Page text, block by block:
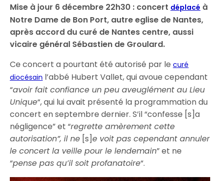
Mise à jour 6 décembre 22h30 : concert déplacé à
Notre Dame de Bon Port, autre eglise de Nantes,
après accord du curé de Nantes centre, aussi
vicaire général Sébastien de Groulard.
Ce concert a pourtant été autorisé par lecuré
diocésain l’abbé Hubert Vallet, qui avoue cependant
“avoir fait confiance un peu aveuglément au Lieu
Unique“, qui lui avait présenté la programmation du
concert en septembre dernier. S’il “confesse [s]a
négligence” et “regrette amèrement cette
autorisation”, il ne [s]e voit pas cependant annuler
le concert la veille pour le lendemain” et ne
“pense pas qu’il soit profanatoire“.